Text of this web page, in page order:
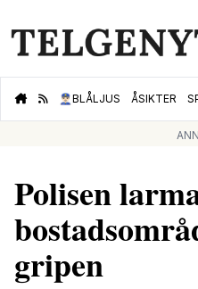
👮🏻‍♂️BLÅLJUS ÅSIKTER
Polisen
gripen